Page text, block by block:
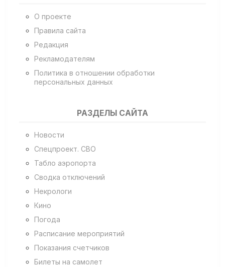
О проекте
Правила сайта
Редакция
Рекламодателям
Политика в отношении обработки
персональных данных
РАЗДЕЛЫ САЙТА
Новости
Спецпроект. СВО
Табло аэропорта
Сводка отключений
Некрологи
Кино
Погода
Расписание мероприятий
Показания счетчиков
Билеты на самолет